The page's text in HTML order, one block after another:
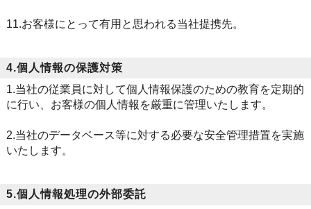
11.お客様にとって有用と思われる当社提携先。
4.個人情報の保護対策
1.当社の従業員に対して個人情報保護のための教育を定期的
に行い、お客様の個人情報を厳重に管理いたします。
2.当社のデータベース等に対する必要な安全管理措置を実施
いたします。
5.個人情報処理の外部委託